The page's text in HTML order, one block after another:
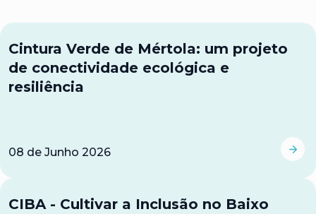
Cintura Verde de Mértola: um projeto
de conectividade ecológica e
resiliência
08 de Junho 2026
CIBA - Cultivar a Inclusão no Baixo